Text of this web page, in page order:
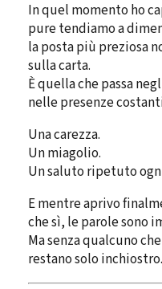
In quel momento ho
pure tendiamo a
la posta più preziosa
sulla carta.
È quella che passa
nelle presenze
Una carezza.
Un miagolio.
Un saluto ripetuto
E mentre aprivo
che sì, le parole sono
Ma senza qualcuno
restano solo inchiostro.